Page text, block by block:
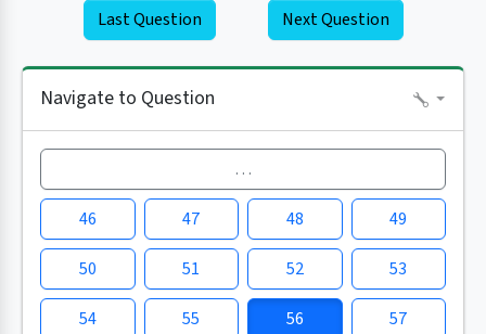
Last Question Next Question
Navigate to Question
…
46 47 48 49
50 51 52 53
54 55 56 57